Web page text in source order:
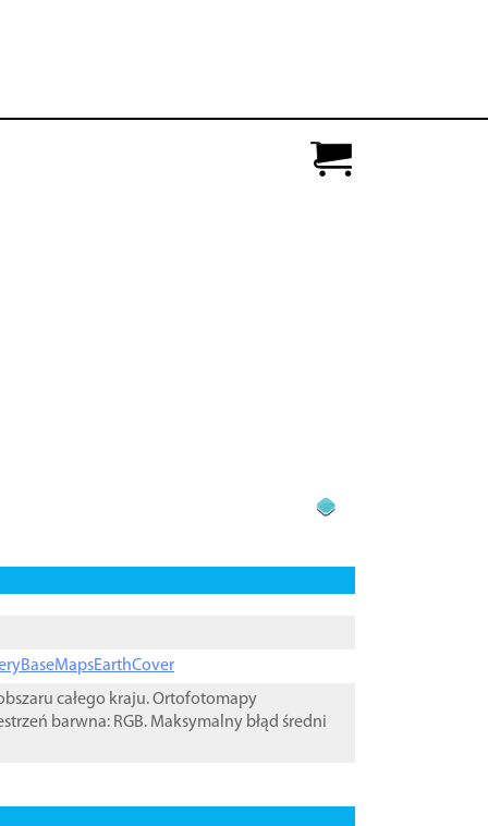
całego kraju. Ortofotomapy
barwna: RGB. Maksymalny błąd średni